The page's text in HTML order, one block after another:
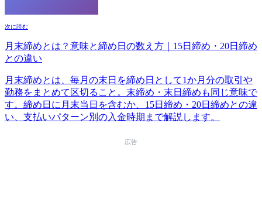
次に読む
月末締めとは？意味と締め日の数え方｜15日締め・20日締め
との違い
月末締めとは、毎月の末日を締め日として1か月分の取引や
勤務をまとめて区切ること。末締め・末日締めも同じ意味で
す。締め日に月末当日を含むか、15日締め・20日締めとの違
い、支払いパターン別の入金時期まで解説します。
広告